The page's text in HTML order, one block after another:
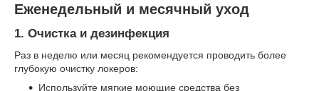
Еженедельный и месячный уход
1. Очистка и дезинфекция
Раз в неделю или месяц рекомендуется проводить более
глубокую очистку локеров:
Используйте мягкие моющие средства без